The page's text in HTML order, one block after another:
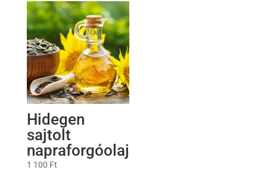
Hidegen
sajtolt
napraforgóolaj
1 100 Ft